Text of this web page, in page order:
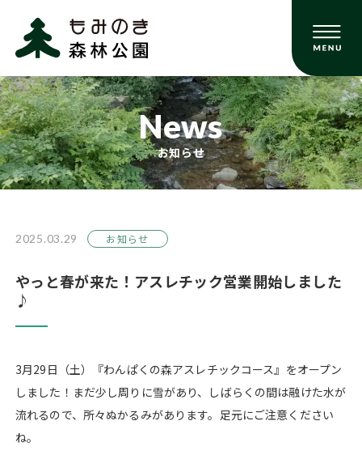
News
お知らせ
2025.03.29 お知らせ
やっと春が来た！アスレチック営業開始しました
♪
3月29日（土）『わんぱくの森アスレチックコース』をオープン
しました！まだ少し周りに雪があり、しばらくの間は融けた水が
流れるので、所々ぬかるみがあります。足元にご注意ください
ね。